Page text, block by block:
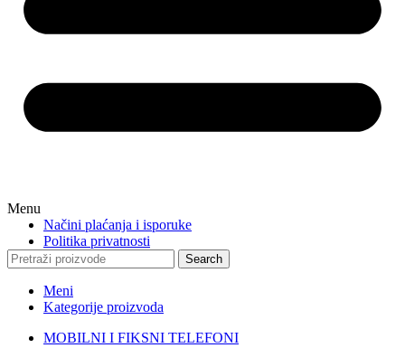
Menu
Načini plaćanja i isporuke
Politika privatnosti
Search
Meni
Kategorije proizvoda
MOBILNI I FIKSNI TELEFONI